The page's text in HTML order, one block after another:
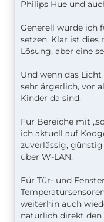
Philips Hue und
Generell würde ich
setzen. Klar ist
Lösung, aber eine
Und wenn das
sehr ärgerlich, vor
Kinder da sind.
Für Bereiche mit
ich aktuell auf
zuverlässig,
über W-LAN.
Für Tür- und
weiterhin auch
natürlich direkt